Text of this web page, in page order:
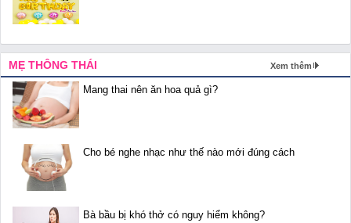
MẸ THÔNG THÁI Xem thêm
Mang thai nên ăn hoa quả gì?
Cho bé nghe nhạc như thế nào mới đúng cách
Bà bầu bị khó thở có nguy hiểm không?